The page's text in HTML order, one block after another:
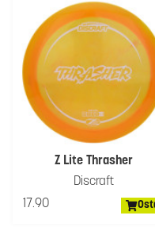
Z Lite Thrasher
Discraft
17.90